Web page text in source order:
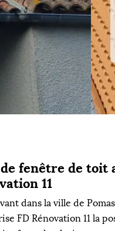
de fenêtre de toit
11
dans la ville de
FD Rénovation 11 la